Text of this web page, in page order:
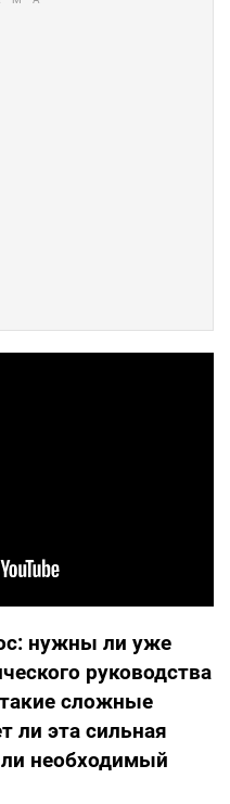
нужны ли уже
руководства
сложные
ли эта сильная
ли необходимый